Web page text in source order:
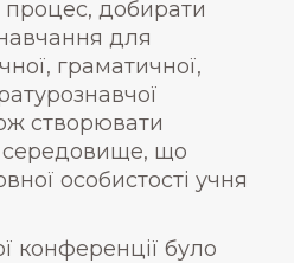
процес, добирати
для
граматичної,
створювати
середовище, що
особистості учня
конференції було